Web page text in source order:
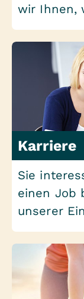
wir Ihnen,
Karriere
Sie
einen Job
unserer